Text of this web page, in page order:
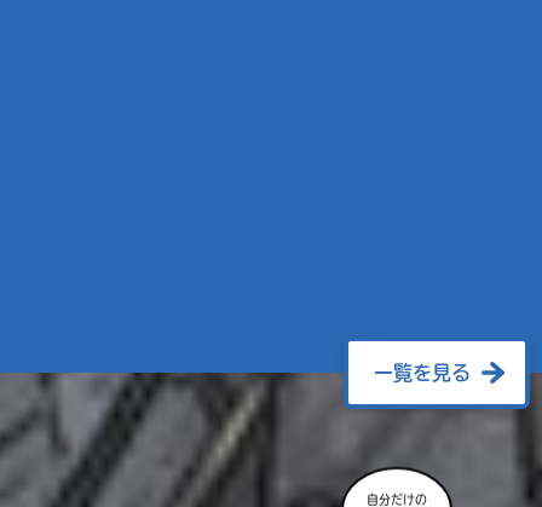
一覧を見る
自分だけの